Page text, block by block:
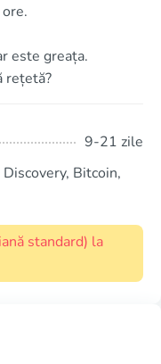
este greața.
rețetă?
9-21 zile
Bitcoin,
standard) la